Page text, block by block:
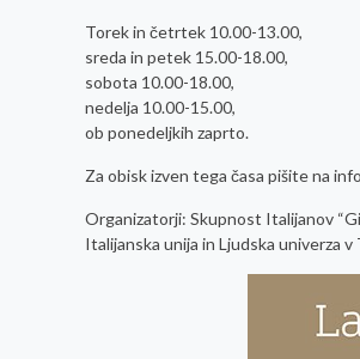
Torek in četrtek 10.00-13.00,
sreda in petek 15.00-18.00,
sobota 10.00-18.00,
nedelja 10.00-15.00,
ob ponedeljkih zaprto.
Za obisk izven tega časa pišite na
Organizatorji: Skupnost Italijanov
Italijanska unija in Ljudska univerza v